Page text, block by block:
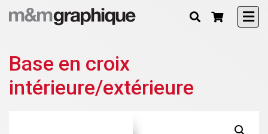
Base en croix
intérieure/extérieure